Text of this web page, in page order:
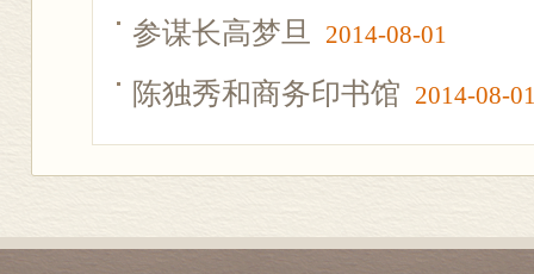
参谋长高梦旦 2014-08-01
陈独秀和商务印书馆 2014-08-